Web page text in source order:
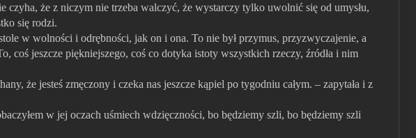
czyha, że z niczym nie trzeba walczyć, że wystarczy tylko uwolnić się od umysłu,
się rodzi.
w wolności i odrębności, jak on i ona. To nie był przymus, przyzwyczajenie, a
coś jeszcze piękniejszego, coś co dotyka istoty wszystkich rzeczy, źródła i nim
że jesteś zmęczony i czeka nas jeszcze kąpiel po tygodniu całym. – zapytała i z
w jej oczach uśmiech wdzięczności, bo będziemy szli, bo będziemy szli